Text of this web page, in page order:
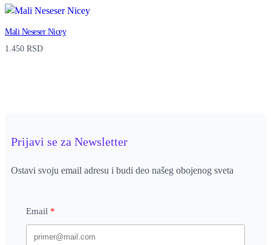
Mali Neseser Nicey
1.450 RSD
Prijavi se za Newsletter
Ostavi svoju email adresu i budi deo našeg obojenog sveta
Email